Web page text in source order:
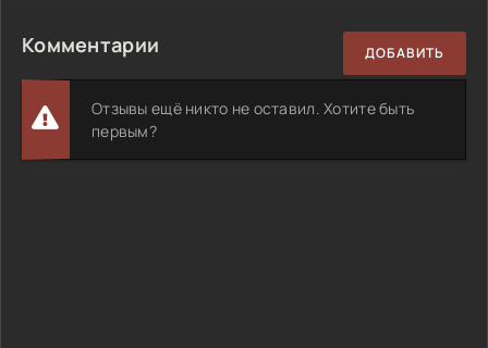
Комментарии ДОБАВИТЬ
Отзывы ещё никто не оставил. Хотите быть
первым?